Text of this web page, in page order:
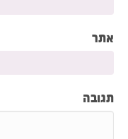
אתר
תגובה